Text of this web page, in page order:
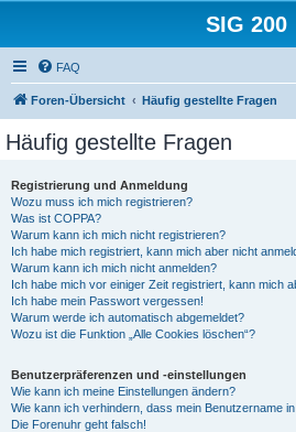
SIG 200
FAQ
Foren-Übersicht Häufig gestellte Fragen
Häufig gestellte Fragen
Registrierung und Anmeldung
Wozu muss ich mich registrieren?
Was ist COPPA?
Warum kann ich mich nicht registrieren?
Ich habe mich registriert, kann mich aber nicht
Warum kann ich mich nicht anmelden?
Ich habe mich vor einiger Zeit registriert, kann mich
Ich habe mein Passwort vergessen!
Warum werde ich automatisch abgemeldet?
Wozu ist die Funktion „Alle Cookies löschen“?
Benutzerpräferenzen und -einstellungen
Wie kann ich meine Einstellungen ändern?
Wie kann ich verhindern, dass mein Benutzername
Die Forenuhr geht falsch!